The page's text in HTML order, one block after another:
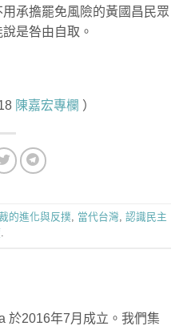
承擔罷免風險的黃國昌民眾
是咎由自取。
陳嘉宏專欄 ）
的進化與反撲, 當代台灣, 認識民主
.
於2016年7月成立。我們集